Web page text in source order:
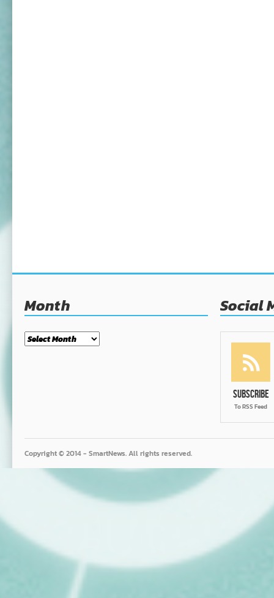
Month
Month
Social
Subscribe
To RSS Feed
Copyright © 2014 - SmartNews. All rights reserved.